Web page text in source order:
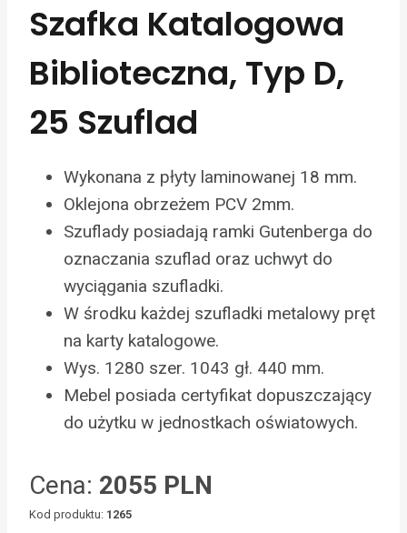
Szafka Katalogowa
Biblioteczna, Typ D,
25 Szuflad
Wykonana z płyty laminowanej 18 mm.
Oklejona obrzeżem PCV 2mm.
Szuflady posiadają ramki Gutenberga do
oznaczania szuflad oraz uchwyt do
wyciągania szufladki.
W środku każdej szufladki metalowy pręt
na karty katalogowe.
Wys. 1280 szer. 1043 gł. 440 mm.
Mebel posiada certyfikat dopuszczający
do użytku w jednostkach oświatowych.
Cena: 2055 PLN
Kod produktu: 1265